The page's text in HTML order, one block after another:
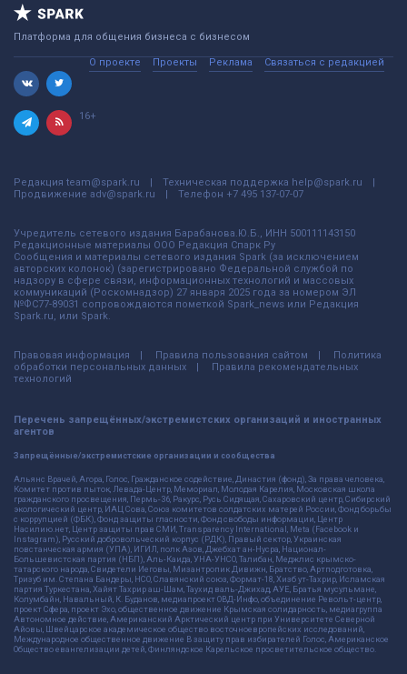
Платформа для общения бизнеса с бизнесом
О проекте Проекты Реклама Связаться с редакцией
16+
Редакция team@spark.ru Техническая поддержка help@spark.ru
Продвижение adv@spark.ru Телефон +7 495 137-07-07
Учредитель сетевого издания Барабанова.Ю.Б., ИНН 500111143150
Редакционные материалы ООО Редакция Спарк Ру
Сообщения и материалы сетевого издания Spark (за исключением
авторских колонок) (зарегистрировано Федеральной службой по
надзору в сфере связи, информационных технологий и массовых
коммуникаций (Роскомнадзор) 27 января 2025 года за номером ЭЛ
№ФС77-89031 сопровождаются пометкой Spark_news или Редакция
Spark.ru, или Spark.
Правовая информация Правила пользования сайтом
Политика
обработки персональных данных
Правила рекомендательных
технологий
Перечень запрещённых/экстремистских организаций и иностранных
агентов
Запрещённые/экстремистские организации и сообщества
Альянс Врачей, Агора, Голос, Гражданское содействие, Династия (фонд), За права человека,
Комитет против пыток, Левада-Центр, Мемориал, Молодая Карелия, Московская школа
гражданского просвещения, Пермь-36, Ракурс, Русь Сидящая, Сахаровский центр, Сибирский
экологический центр, ИАЦ Сова, Союз комитетов солдатских матерей России, Фонд борьбы
с коррупцией (ФБК), Фонд защиты гласности, Фонд свободы информации, Центр
Насилию.нет, Центр защиты прав СМИ, Transparency International, Meta (Facebook и
Instagram), Русский добровольческий корпус (РДК), Правый сектор, Украинская
повстанческая армия (УПА), ИГИЛ, полк Азов, Джебхат ан-Нусра, Национал-
Большевистская партия (НБП), Аль-Каида, УНА-УНСО, Талибан, Меджлис крымско-
татарского народа, Свидетели Иеговы, Мизантропик Дивижн, Братство, Артподготовка,
Тризуб им. Степана Бандеры, НСО, Славянский союз, Формат-18, Хизб ут-Тахрир, Исламская
партия Туркестана, Хайят Тахрир аш-Шам, Таухид валь-Джихад, АУЕ, Братья мусульмане,
Колумбайн, Навальный, К. Буданов, медиапроект ОВД-Инфо, объединение Револьт-центр,
проект Сфера, проект Эхо, общественное движение Крымская солидарность, медиагруппа
Автономное действие, Американский Арктический центр при Университете Северной
Айовы, Швейцарское академическое общество восточноевропейских исследований,
Международное общественное движение В защиту прав избирателей Голос, Американское
Общество евангелизации детей, Финляндское Карельское просветительское общество.